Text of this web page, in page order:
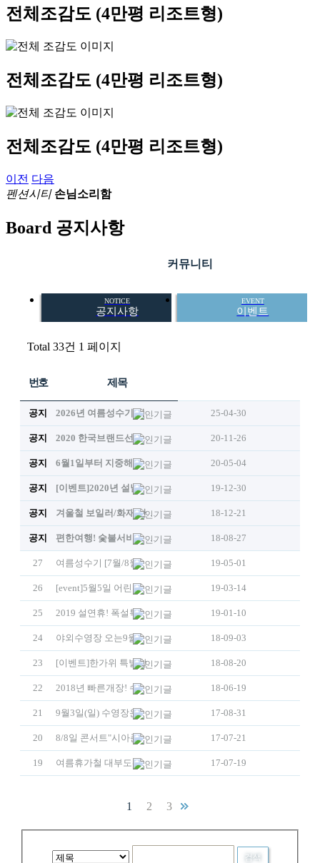
전체조감도 (4만평 리조트형)
전체조감도 (4만평 리조트형)
전체조감도 (4만평 리조트형)
이전 다음
펜션시티 손님소리함
Board 공지사항
커뮤니티
NOTICE
공지사항
EVENT
이벤트
Total 33건 1 페이지
번호 제목
공지 2026년 여름성수기 비수기요금 실시! 여름휴가가 즐거워진다! 25-04-30
공지 2020 한국브랜드선호도1위’에서 고객만족브랜드(펜션) 부문 1위로 선정 20-11-26
공지 6월1일부터 지중해동 가격인하 20-05-04
공지 [이벤트]2020년 설날연휴 독채펜션 특가 19-12-30
공지 겨울철 보일러/화재 안전점검 메뉴얼 공지의건 18-12-21
공지 편한여행! 숯불서비스 실시! 18-08-27
27 여름성수기 [7월/8월]예약은 5월1일부터 가능합니다! 19-05-01
26 [event]5월5일 어린이날 특가! 5월여행지 독채펜션 특가이벤트 19-03-14
25 2019 설연휴! 폭설특가~ 가족여행을위한 이벤트 특가 19-01-10
24 야외수영장 오는9월9일까지 연장운영실시 18-09-03
23 [이벤트]한가위 특별할인요금으로 큰이벤트! 가족여행추천 18-08-20
22 2018년 빠른개장! 수영장오픈 6월22일 18-06-19
21 9월3일(일) 수영장운영종료 17-08-31
20 8/8일 콘서트"시아준수,김형준,여름철피서지 콘서트 개최" 17-07-21
19 여름휴가철 대부도펜션시티 여행객을 위한 철저한 약속 ! 17-07-19
1 2 3